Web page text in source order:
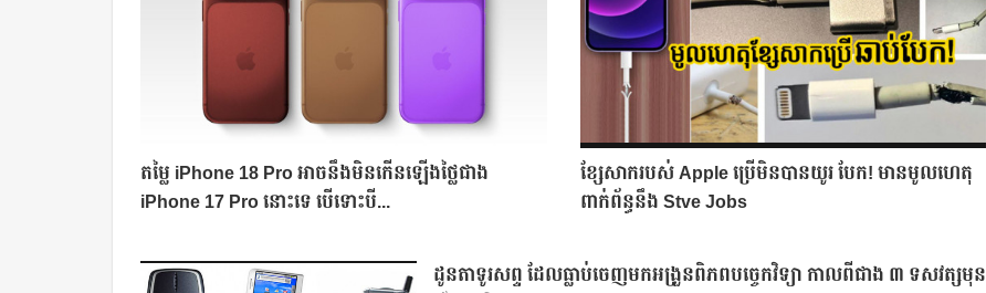
តម្លៃ iPhone 18 Pro អាចនឹងមិនកើនឡើងថ្លៃជាង
iPhone 17 Pro នោះទេ បើទោះបី...
ខ្សែសាករបស់ Apple ប្រើមិនបានយូរ បែក! មានមូលហេតុ
ពាក់ព័ន្ធនឹង Stve Jobs
ដូនតាទូរសព្ទ ដែលធ្លាប់ចេញមកអង្រួនពិភពបច្ចេកវិទ្យា កាលពីជាង ៣ ទសវត្សមុន